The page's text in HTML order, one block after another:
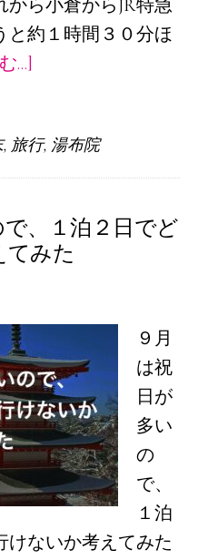
から小倉からJR特急
と約１時間３０分ほ
...]
旅
行
画
(2023
九
州
大
分
編
, 旅行, 湯布院
、１泊２日でど
みた
９月
は祝
日が
多い
の
で、
１泊
けないか考えてみた